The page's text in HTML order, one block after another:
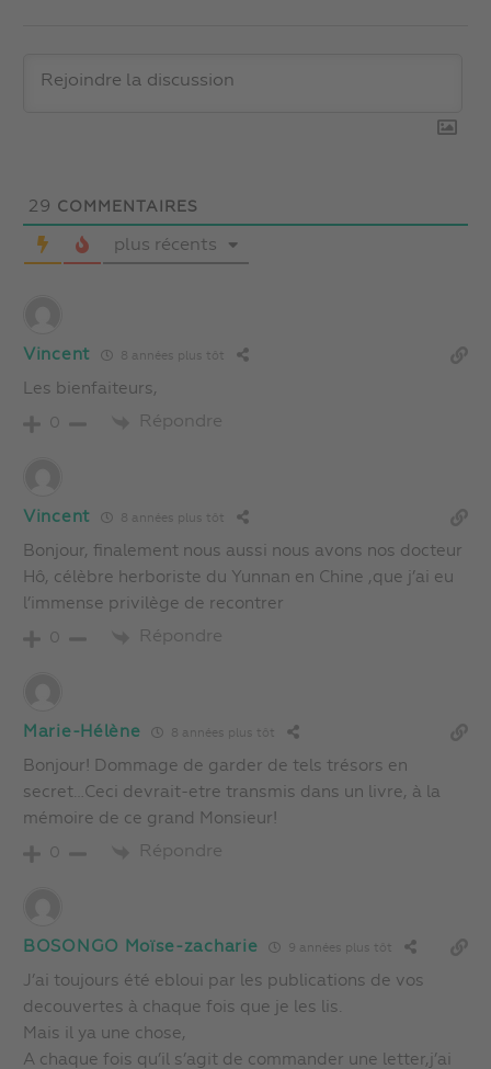
29 COMMENTAIRES
plus récents
Vincent 8 années plus tôt
Les bienfaiteurs,
0 Répondre
Vincent 8 années plus tôt
Bonjour, finalement nous aussi nous avons nos docteur
Hô, célèbre herboriste du Yunnan en Chine ,que j’ai eu
l’immense privilège de recontrer
0 Répondre
Marie-Hélène 8 années plus tôt
Bonjour! Dommage de garder de tels trésors en
secret…Ceci devrait-etre transmis dans un livre, à la
mémoire de ce grand Monsieur!
0 Répondre
BOSONGO Moïse-zacharie 9 années plus tôt
J’ai toujours été ebloui par les publications de vos
decouvertes à chaque fois que je les lis.
Mais il ya une chose,
A chaque fois qu’il s’agit de commander une letter,j’ai